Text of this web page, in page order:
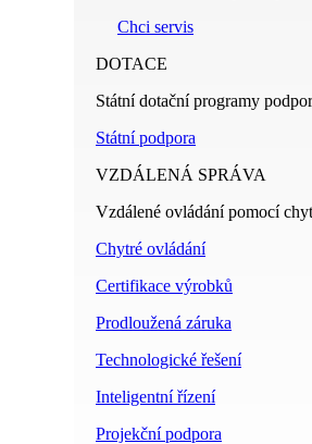
Chci servis
DOTACE
Státní dotační programy
Státní podpora
VZDÁLENÁ SPRÁVA
Vzdálené ovládání pomocí
Chytré ovládání
Certifikace výrobků
Prodloužená záruka
Technologické řešení
Inteligentní řízení
Projekční podpora